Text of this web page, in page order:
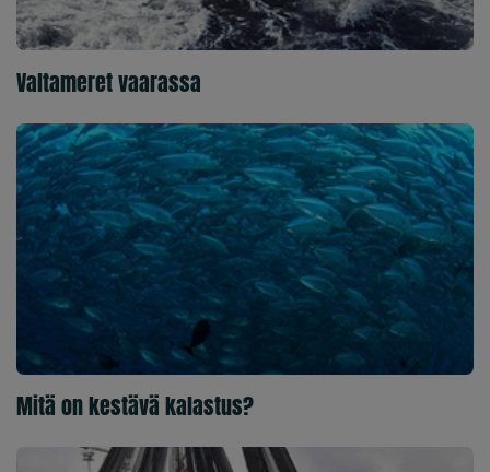
Valtameret vaarassa
Mitä on kestävä kalastus?